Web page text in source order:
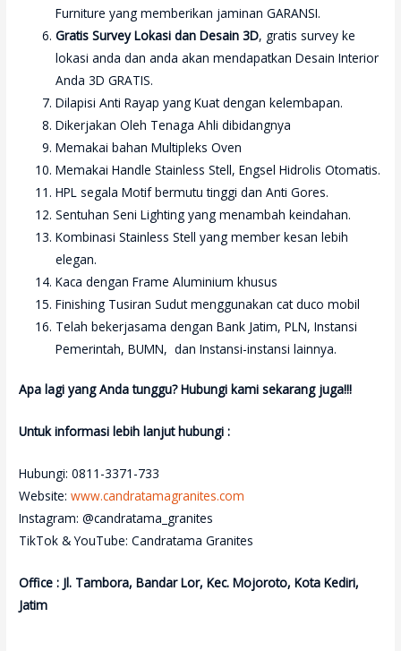
Furniture yang memberikan jaminan GARANSI.
Gratis Survey Lokasi dan Desain 3D, gratis survey ke
lokasi anda dan anda akan mendapatkan Desain Interior
Anda 3D GRATIS.
Dilapisi Anti Rayap yang Kuat dengan kelembapan.
Dikerjakan Oleh Tenaga Ahli dibidangnya
Memakai bahan Multipleks Oven
Memakai Handle Stainless Stell, Engsel Hidrolis Otomatis.
HPL segala Motif bermutu tinggi dan Anti Gores.
Sentuhan Seni Lighting yang menambah keindahan.
Kombinasi Stainless Stell yang member kesan lebih
elegan.
Kaca dengan Frame Aluminium khusus
Finishing Tusiran Sudut menggunakan cat duco mobil
Telah bekerjasama dengan Bank Jatim, PLN, Instansi
Pemerintah, BUMN, dan Instansi-instansi lainnya.
Apa lagi yang Anda tunggu? Hubungi kami sekarang juga!!!
Untuk informasi lebih lanjut hubungi :
Hubungi: 0811-3371-733
Website:www.candratamagranites.com
Instagram: @candratama_granites
TikTok & YouTube: Candratama Granites
Office : Jl. Tambora, Bandar Lor, Kec. Mojoroto, Kota Kediri,
Jatim